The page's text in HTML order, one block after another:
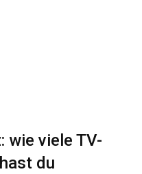
wie viele TV-
du